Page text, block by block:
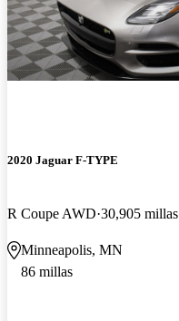
2020 Jaguar F-TYPE
R Coupe AWD 30,905 millas
Minneapolis, MN
86 millas